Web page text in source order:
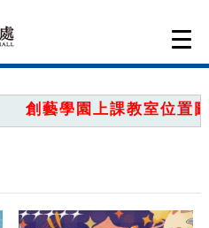
創藝學園上課教室位置圖，